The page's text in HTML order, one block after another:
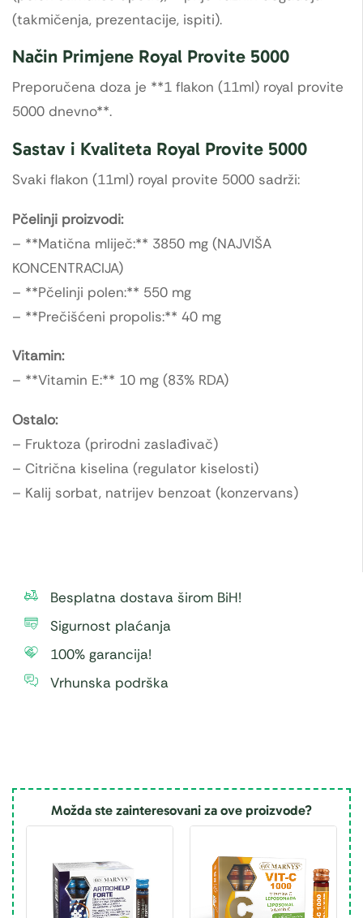
(takmičenja, prezentacije, ispiti).
Način Primjene Royal Provite 5000
Preporučena doza je **1 flakon (11ml) royal provite
5000 dnevno**.
Sastav i Kvaliteta Royal Provite 5000
Svaki flakon (11ml) royal provite 5000 sadrži:
Pčelinji proizvodi:
– **Matična mliječ:** 3850 mg (NAJVIŠA
KONCENTRACIJA)
– **Pčelinji polen:** 550 mg
– **Prečišćeni propolis:** 40 mg
Vitamin:
– **Vitamin E:** 10 mg (83% RDA)
Ostalo:
– Fruktoza (prirodni zaslađivač)
– Citrična kiselina (regulator kiselosti)
– Kalij sorbat, natrijev benzoat (konzervans)
Besplatna dostava širom BiH!
Sigurnost plaćanja
100% garancija!
Vrhunska podrška
Možda ste zainteresovani za ove proizvode?